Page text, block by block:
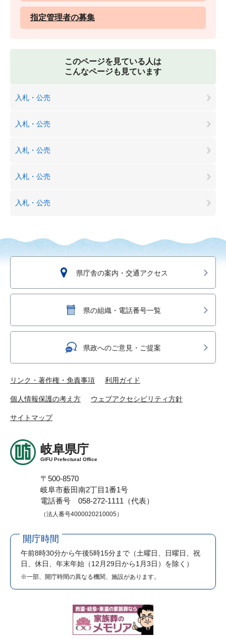
指定管理者の募集
このページを見ている人は
こんなページも見ています
入札・公売
入札・公売
入札・公売
入札・公売
入札・公売
県庁舎の案内・交通アクセス
県の組織・電話番号一覧
県政へのご意見・ご提案
リンク・著作権・免責事項 利用ガイド
個人情報保護の考え方 ウェブアクセシビリティ方針
サイトマップ
岐阜県庁
GIFU Prefectural Office
〒500-8570
岐阜市薮田南2丁目1番1号
電話番号 058-272-1111（代表）
（法人番号4000020210005）
開庁時間
午前8時30分から午後5時15分まで （土曜日、日曜日、祝
日、休日、年末年始（12月29日から1月3日）を除く）
※一部、開庁時間の異なる機関、施設があります。